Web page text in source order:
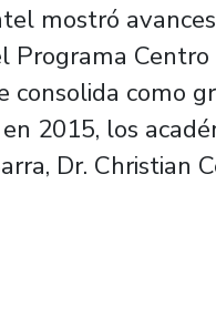
mostró
Programa
consolida como
2015, los
Dr. Christian